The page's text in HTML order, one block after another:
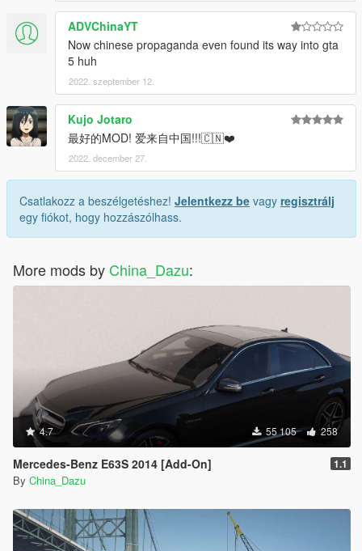
ADVChinaYT
Now chinese propaganda even found its way into gta
5 huh
2022. szeptember 12.
Kujo Jotaro
最好的MOD! 爱来自中国!!!🇨🇳❤️
2022. december 27.
Csatlakozz a beszélgetéshez! Jelentkezz be vagy regisztrálj
egy fiókot, hogy hozzászólhass.
More mods by China_Dazu:
4.7 55 105 258
Mercedes-Benz E63S 2014 [Add-On] 1.1
By China_Dazu